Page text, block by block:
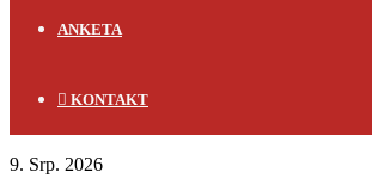
ANKETA
KONTAKT
9. Srp. 2026